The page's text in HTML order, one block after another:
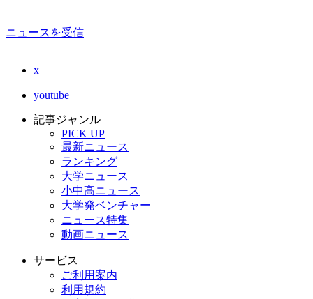
ニュースを受信
x
youtube
記事ジャンル
PICK UP
最新ニュース
ランキング
大学ニュース
小中高ニュース
大学発ベンチャー
ニュース特集
動画ニュース
サービス
ご利用案内
利用規約